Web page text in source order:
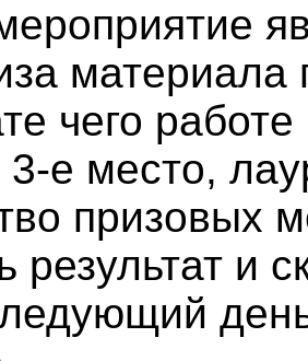
чего
е место,
призовых
результат и